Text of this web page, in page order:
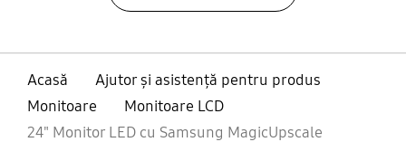
Acasă
Ajutor și asistență pentru produs
Monitoare
Monitoare LCD
24" Monitor LED cu Samsung MagicUpscale